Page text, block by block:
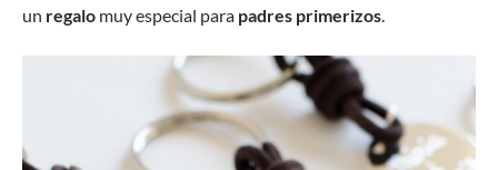
un regalo muy especial para padres primerizos